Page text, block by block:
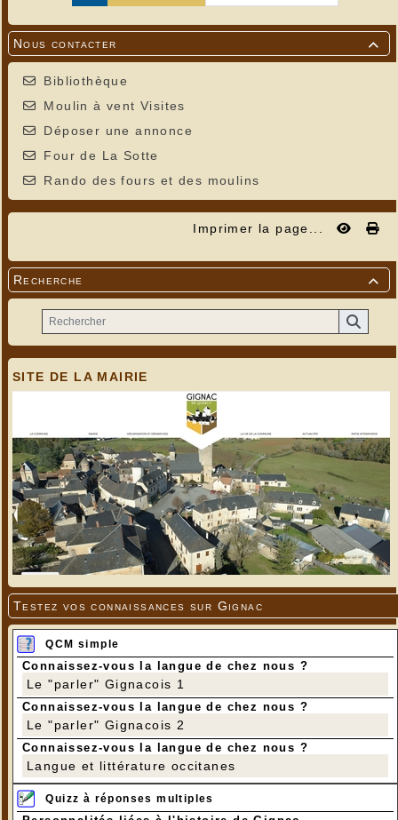

Nous contacter
Bibliothèque
Moulin à vent Visites
Déposer une annonce
Four de La Sotte
Rando des fours et des moulins
Imprimer la page...

Recherche
SITE DE LA MAIRIE
Testez vos connaissances sur Gignac
QCM simple
Connaissez-vous la langue de chez nous ?
Le "parler" Gignacois 1
Connaissez-vous la langue de chez nous ?
Le "parler" Gignacois 2
Connaissez-vous la langue de chez nous ?
Langue et littérature occitanes
Quizz à réponses multiples